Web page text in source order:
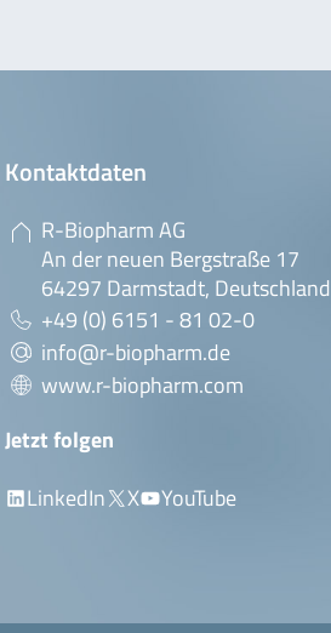
Kontaktdaten
R-Biopharm AG
An der neuen Bergstraße 17
64297 Darmstadt, Deutschland
+49 (0) 6151 - 81 02-0
info@r-biopharm.de
www.r-biopharm.com
Jetzt folgen
LinkedIn
X YouTube